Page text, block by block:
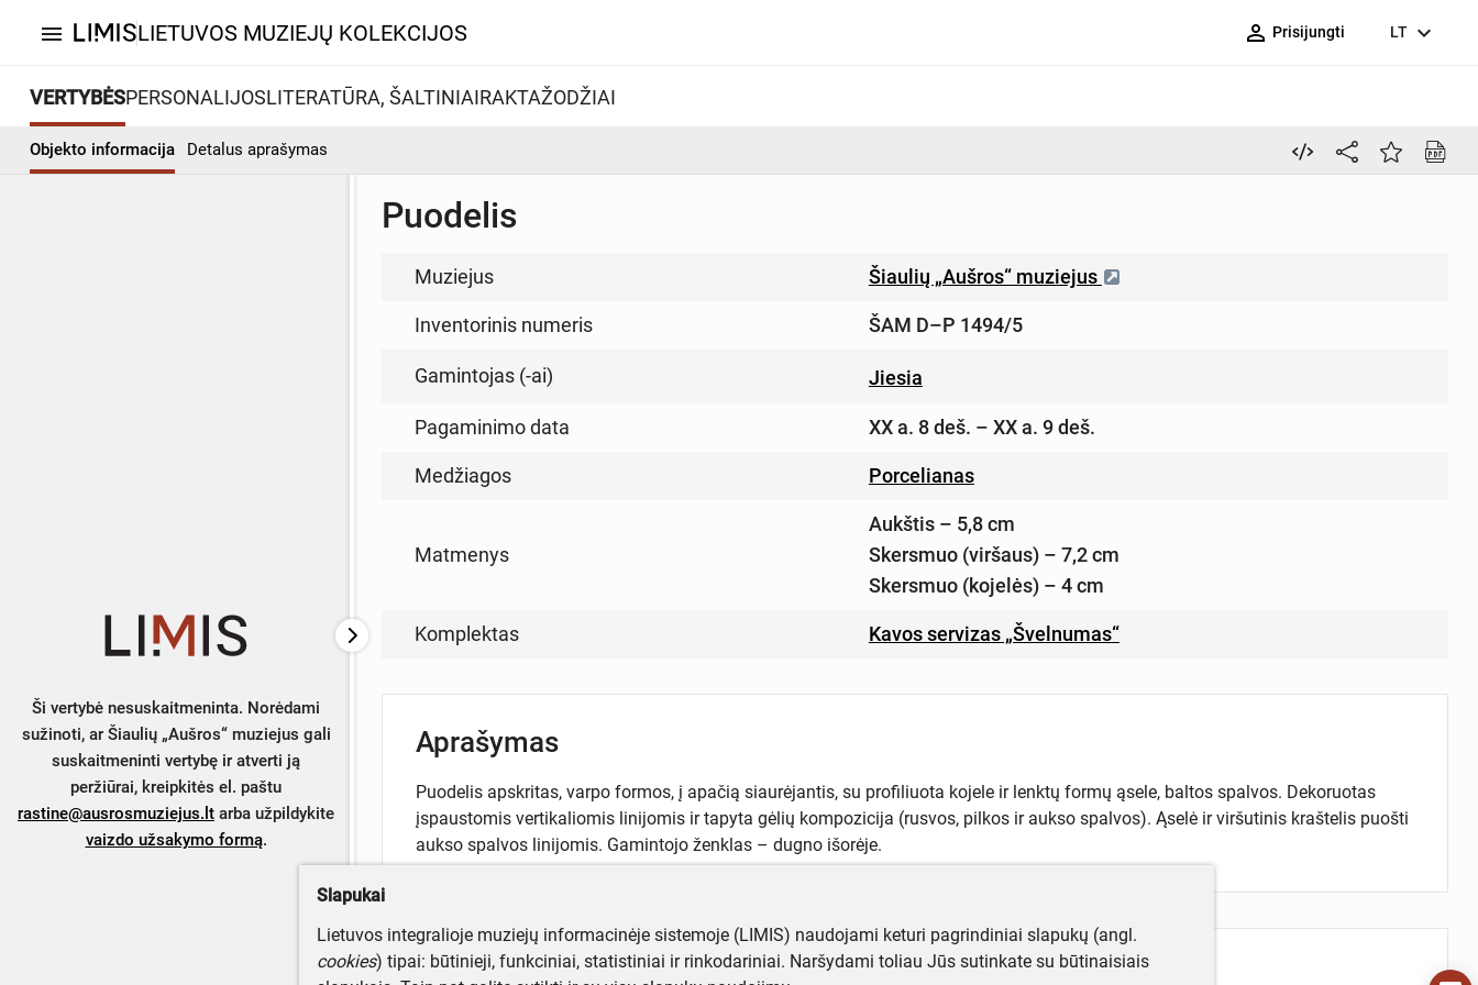
menu LIETUVOS MUZIEJŲ KOLEKCIJOS person_outline Prisijungti LT expand_more
VERTYBĖSPERSONALIJOSLITERATŪRA, ŠALTINIAIRAKTAŽODŽIAI
Objekto informacija Detalus aprašymas
Ši vertybė nesuskaitmeninta. Norėdami
sužinoti, ar Šiaulių „Aušros“ muziejus gali
suskaitmeninti vertybę ir atverti ją
peržiūrai, kreipkitės el. paštu
rastine@ausrosmuziejus.lt arba užpildykite
vaizdo užsakymo formą.
Puodelis
Muziejus Šiaulių „Aušros“ muziejus
Inventorinis numeris ŠAM D–P 1494/5
Gamintojas (-ai) Jiesia
Pagaminimo data XX a. 8 deš. – XX a. 9 deš.
Medžiagos Porcelianas
Matmenys
Aukštis – 5,8 cm
Skersmuo (viršaus) – 7,2 cm
Skersmuo (kojelės) – 4 cm
Komplektas Kavos servizas „Švelnumas“
Aprašymas
Puodelis apskritas, varpo formos, į apačią siaurėjantis, su profiliuota kojele ir lenktų formų ąsele, baltos spalvos. Dekoruotas
įspaustomis vertikaliomis linijomis ir tapyta gėlių kompozicija (rusvos, pilkos ir aukso spalvos). Ąselė ir viršutinis kraštelis puošti
aukso spalvos linijomis. Gamintojo ženklas – dugno išorėje.
Turite daugiau informacijos apie objektą?
Slapukai
Lietuvos integralioje muziejų informacinėje sistemoje (LIMIS) naudojami keturi pagrindiniai slapukų (angl.
cookies) tipai: būtinieji, funkciniai, statistiniai ir rinkodariniai. Naršydami toliau Jūs sutinkate su būtinaisiais